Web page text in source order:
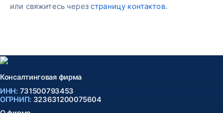
или свяжитесь черезстраницу контактов.
Консалтинговая фирма
ИНН: 731500793453
ОГРНИП: 323631200075604